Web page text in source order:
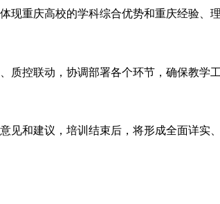
重庆高校的学科综合优势和重庆经验、理
控联动，协调部署各个环节，确保教学
和建议，培训结束后，将形成全面详实